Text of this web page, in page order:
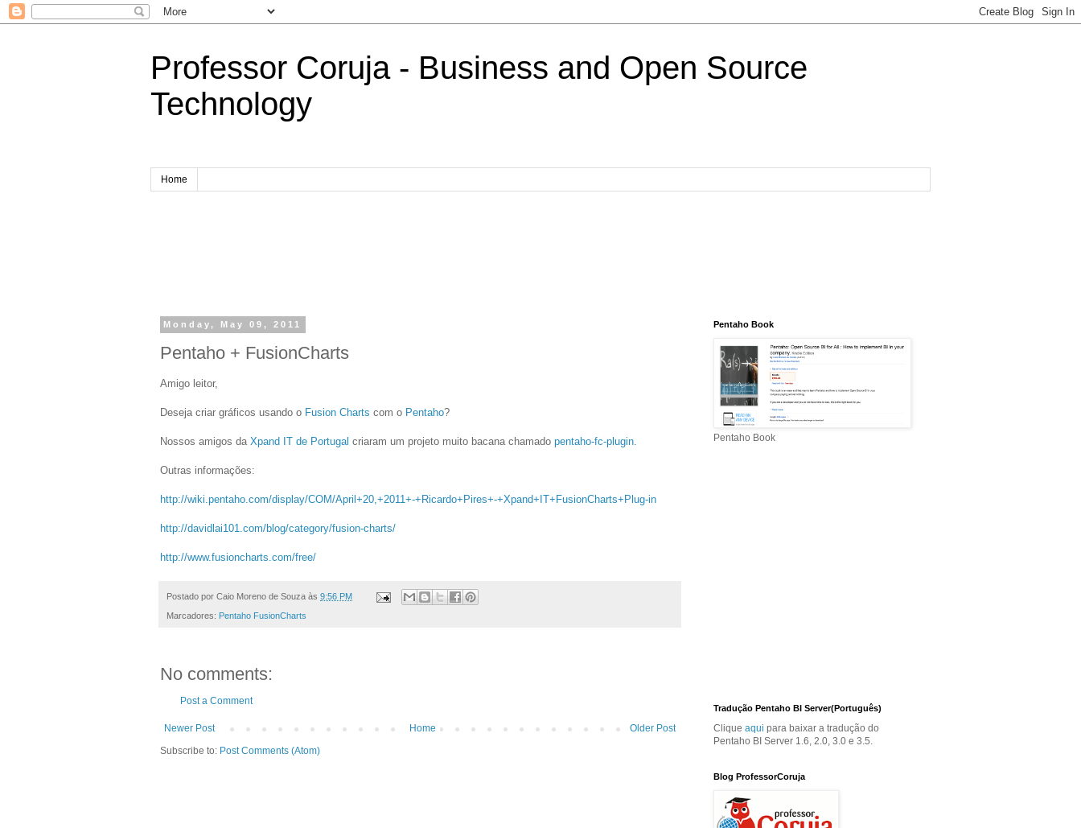
Professor Coruja - Business and Open Source
Technology
Home
Monday, May 09, 2011
Pentaho + FusionCharts
Amigo leitor,
Deseja criar gráficos usando o Fusion Charts com o Pentaho?
Nossos amigos da Xpand IT de Portugal criaram um projeto muito bacana chamado pentaho-fc-plugin.
Outras informações:
http://wiki.pentaho.com/display/COM/April+20,+2011+-+Ricardo+Pires+-+Xpand+IT+FusionCharts+Plug-in
http://davidlai101.com/blog/category/fusion-charts/
http://www.fusioncharts.com/free/
Postado por Caio Moreno de Souza às 9:56 PM
Marcadores: Pentaho FusionCharts
No comments:
Post a Comment
Newer Post Older Post
Home
Subscribe to: Post Comments (Atom)
Pentaho Book
Pentaho Book
Tradução Pentaho BI Server(Português)
Clique aqui para baixar a tradução do
Pentaho BI Server 1.6, 2.0, 3.0 e 3.5.
Blog ProfessorCoruja